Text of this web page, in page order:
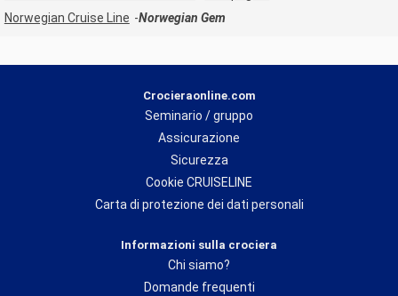
Norwegian Cruise Line
Norwegian Gem
Crocieraonline.com
Seminario / gruppo
Assicurazione
Sicurezza
Cookie CRUISELINE
Carta di protezione dei dati personali
Informazioni sulla crociera
Chi siamo?
Domande frequenti